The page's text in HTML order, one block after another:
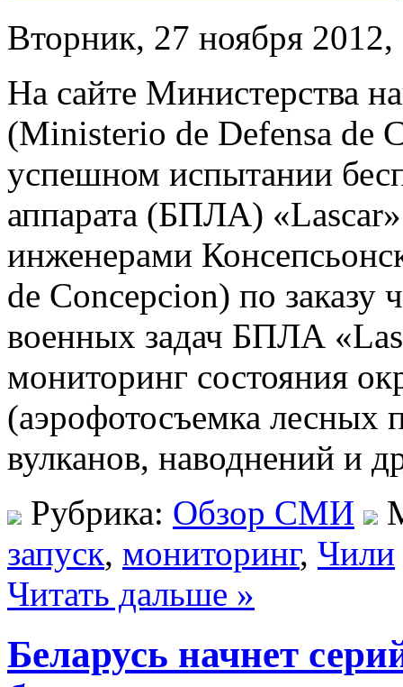
Вторник, 27 ноября
На сайте Министерства
(Ministerio de Defensa de
успешном испытании
аппарата (БПЛА)
инженерами
de Concepcion) по
военных задач БПЛА
мониторинг состояния
(аэрофотосъемка
вулканов, наводнений и
Рубрика: Обзор СМИ
запуск, мониторинг, Чили
Читать дальше »
Беларусь начнет